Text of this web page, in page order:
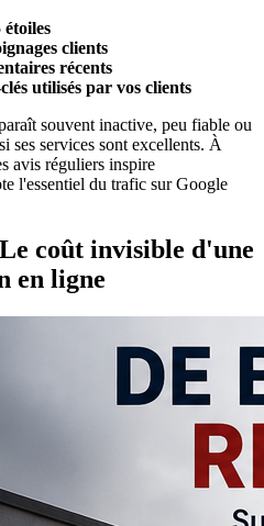
clients
récents
utilisés par vos clients
souvent inactive, peu fiable ou
services sont excellents. À
avis réguliers inspire
l'essentiel du trafic sur Google
coût invisible d'une
en ligne